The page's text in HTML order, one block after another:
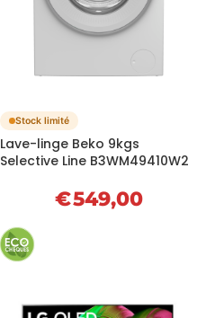
Stock limité
Lave-linge Beko 9kgs
Selective Line B3WM49410W2
€549,00